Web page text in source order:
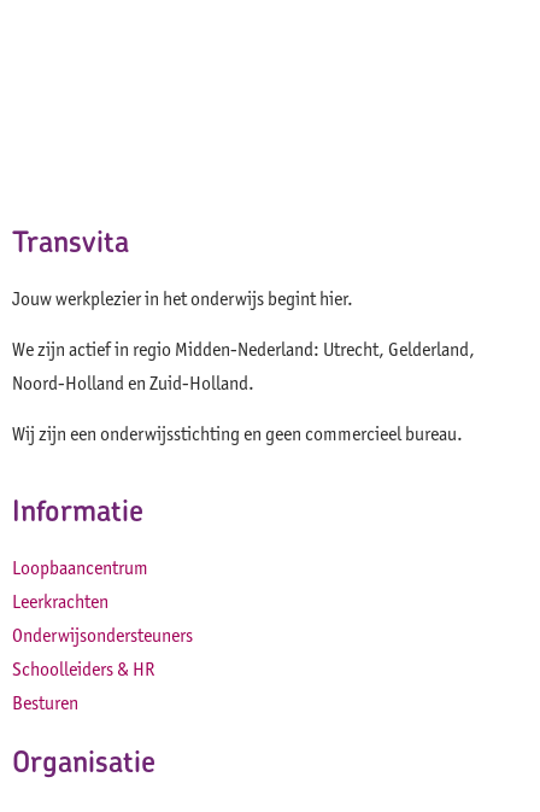
Transvita
Jouw werkplezier in het onderwijs begint hier.
We zijn actief in regio Midden-Nederland: Utrecht, Gelderland,
Noord-Holland en Zuid-Holland.
Wij zijn een onderwijsstichting en geen commercieel bureau.
Informatie
Loopbaancentrum
Leerkrachten
Onderwijsondersteuners
Schoolleiders & HR
Besturen
Organisatie